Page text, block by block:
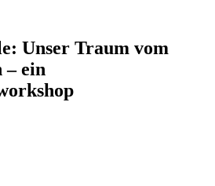
Unser Traum vom
– ein